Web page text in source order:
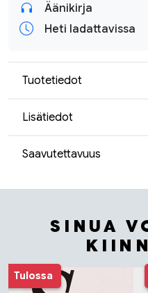
Äänikirja
Heti ladattavissa
Tuotetiedot
Lisätiedot
Saavutettavuus
SINUA
Tuoteluettelon alku
Tulossa